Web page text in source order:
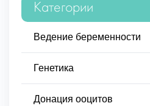
Категории
Ведение беременности
Генетика
Донация ооцитов